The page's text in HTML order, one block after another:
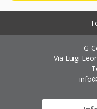
G-
Via Luigi